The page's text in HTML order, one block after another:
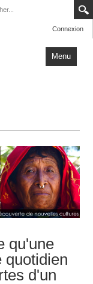
Connexion
Menu
qu'une
quotidien
d'un